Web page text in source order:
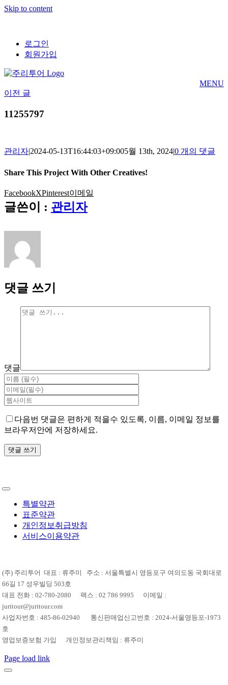
Skip to content
로그인
회원가입
MENU
이전 글
11255797
관리자|2024-05-13T16:44:03+09:005월 13th, 2024|0 개의 댓글
Share This Project With Other Creatives!
FacebookXPinterest이메일
글쓴이 : 관리자
댓글 쓰기
댓글
다음번 댓글은 편하게 적을수 있도록, 이름, 이메일 정보를
브라우저안에 저장하세요.
특별약관
표준약관
개인정보취급방침
서비스이용약관
(주) 주리투어 대표 : 류주미 주소 : 서울특별시 영등포구 여의도동 국회대로
66길 17 성우빌딩 503호
대표 전화 : 02-780-2080 팩스 : 02 786 9995 이메일 :
juritour@juritour.com
사업자번호 : 485-86-02940 통신판매업신고번호 : 2024-서울영등포-1973
호
영업보증보험 가입 개인정보관리책임 : 류주미
Page load link